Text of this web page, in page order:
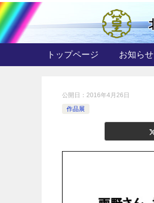
トップページ お知らせ
公開日： 2016年4月26日
作品展